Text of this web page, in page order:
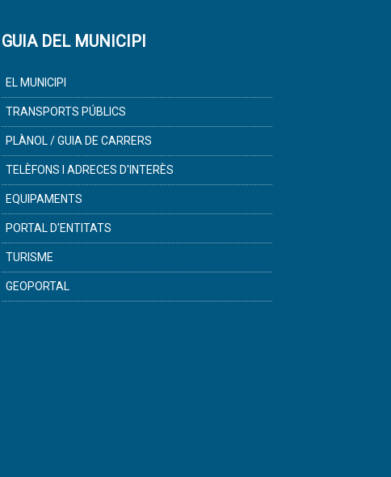
GUIA DEL MUNICIPI
EL MUNICIPI
TRANSPORTS PÚBLICS
PLÀNOL / GUIA DE CARRERS
TELÈFONS I ADRECES D'INTERÈS
EQUIPAMENTS
PORTAL D'ENTITATS
TURISME
GEOPORTAL